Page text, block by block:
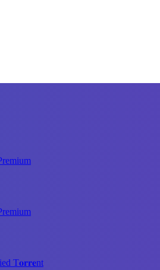
T𝐨𝐫𝐫𝐞nt